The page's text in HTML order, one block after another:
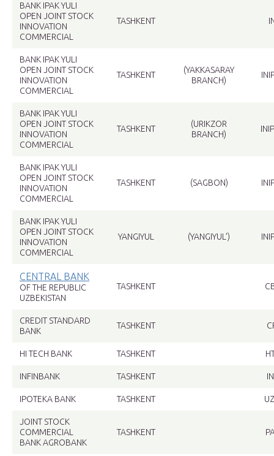
BANK IPAK YULI
OPEN JOINT STOCK
INNOVATION
COMMERCIAL
TASHKENT
BANK IPAK YULI
OPEN JOINT STOCK
INNOVATION
COMMERCIAL
TASHKENT
(YAKKASARAY
BRANCH)
BANK IPAK YULI
OPEN JOINT STOCK
INNOVATION
COMMERCIAL
TASHKENT
(URIKZOR
BRANCH)
BANK IPAK YULI
OPEN JOINT STOCK
INNOVATION
COMMERCIAL
TASHKENT (SAGBON)
BANK IPAK YULI
OPEN JOINT STOCK
INNOVATION
COMMERCIAL
YANGIYUL (YANGIYUL’)
CENTRAL BANK
OF THE REPUBLIC
UZBEKISTAN
TASHKENT
CREDIT STANDARD
BANK
TASHKENT
HI TECH BANK TASHKENT
INFINBANK TASHKENT
IPOTEKA BANK TASHKENT
JOINT STOCK
COMMERCIAL
BANK AGROBANK
TASHKENT